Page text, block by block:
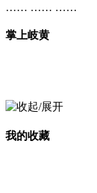
…… …… ……
掌上岐黄
我的收藏